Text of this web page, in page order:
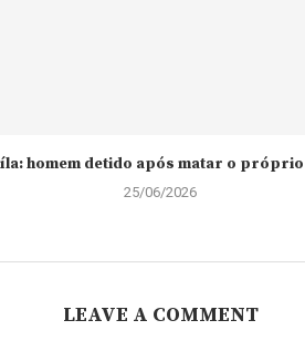
homem detido após matar o
25/06/2026
LEAVE A COMMENT